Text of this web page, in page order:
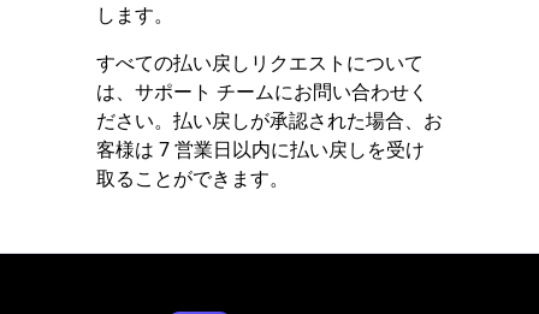
します。
すべての払い戻しリクエストについて
は、サポート チームにお問い合わせく
ださい。払い戻しが承認された場合、お
客様は 7 営業日以内に払い戻しを受け
取ることができます。